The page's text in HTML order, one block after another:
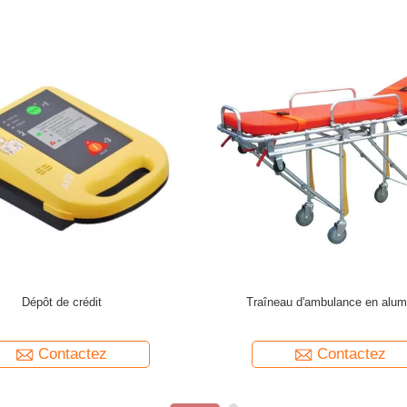
Équipement de sauvetage d'urgence
Échafaudage